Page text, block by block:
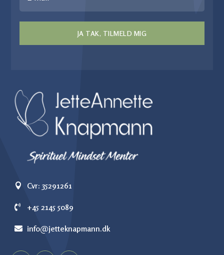
JA TAK, TILMELD MIG
Cvr: 35291261
+45 2145 5089
info@jetteknapmann.dk